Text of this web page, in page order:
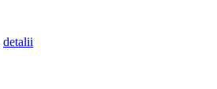
detalii